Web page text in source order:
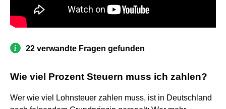
22 verwandte Fragen gefunden
Wie viel Prozent Steuern muss ich zahlen?
Wer wie viel Lohnsteuer zahlen muss, ist in Deutschland